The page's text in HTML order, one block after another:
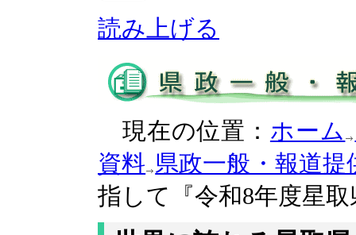
読み上げる
現在の位置： ホーム
資料 県政一般・報道提
指して『令和8年度星